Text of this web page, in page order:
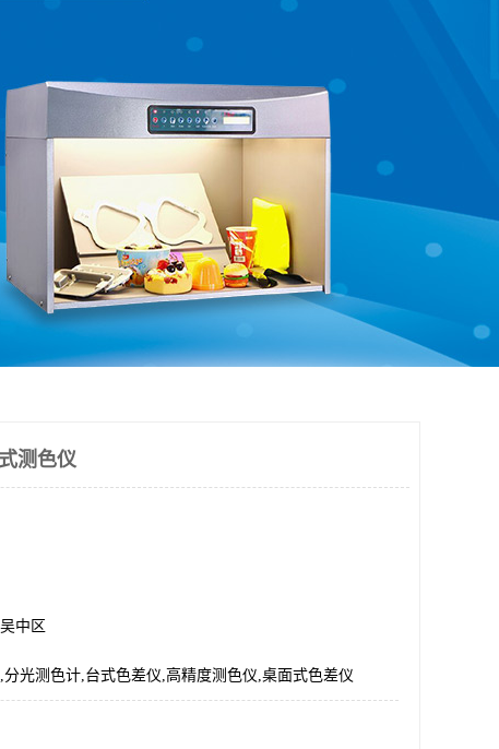
测色仪
中区
分光测色计,台式色差仪,高精度测色仪,桌面式色差仪